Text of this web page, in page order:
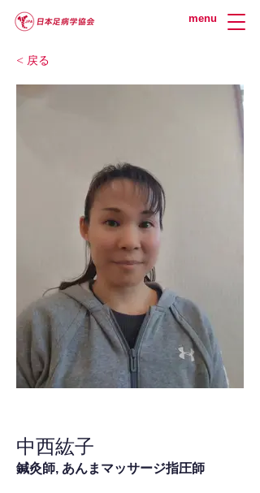
menu
< 戻る
中西紘子
鍼灸師, あんまマッサージ指圧師